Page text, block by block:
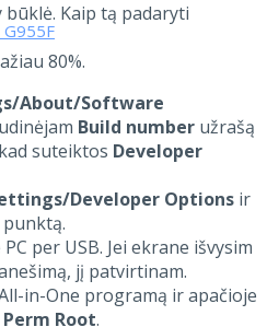
būklė. Kaip tą padaryti
80%.
About/Software
Build number užrašą
suteiktos Developer
Developer Options ir
punktą.
per USB. Jei ekrane išvysim
jį patvirtinam.
in-One programą ir apačioje
Perm Root.